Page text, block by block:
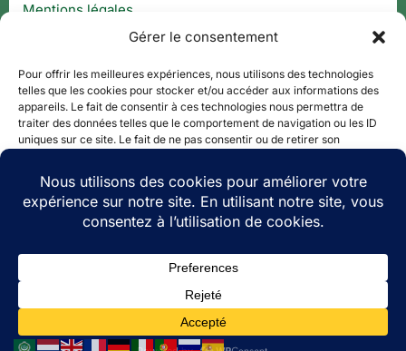
Gérer le consentement
Pour offrir les meilleures expériences, nous utilisons des technologies
telles que les cookies pour stocker et/ou accéder aux informations des
appareils. Le fait de consentir à ces technologies nous permettra de
traiter des données telles que le comportement de navigation ou les ID
uniques sur ce site. Le fait de ne pas consentir ou de retirer son
Accepter
Refuser
Voir les préférences
Politique de cookiesCGU
Mentions légales
Thématique
QUE FAIRE À ?
Copyright © 2026 Le Tourisme Revisité.
Theme: Oceanly Green by